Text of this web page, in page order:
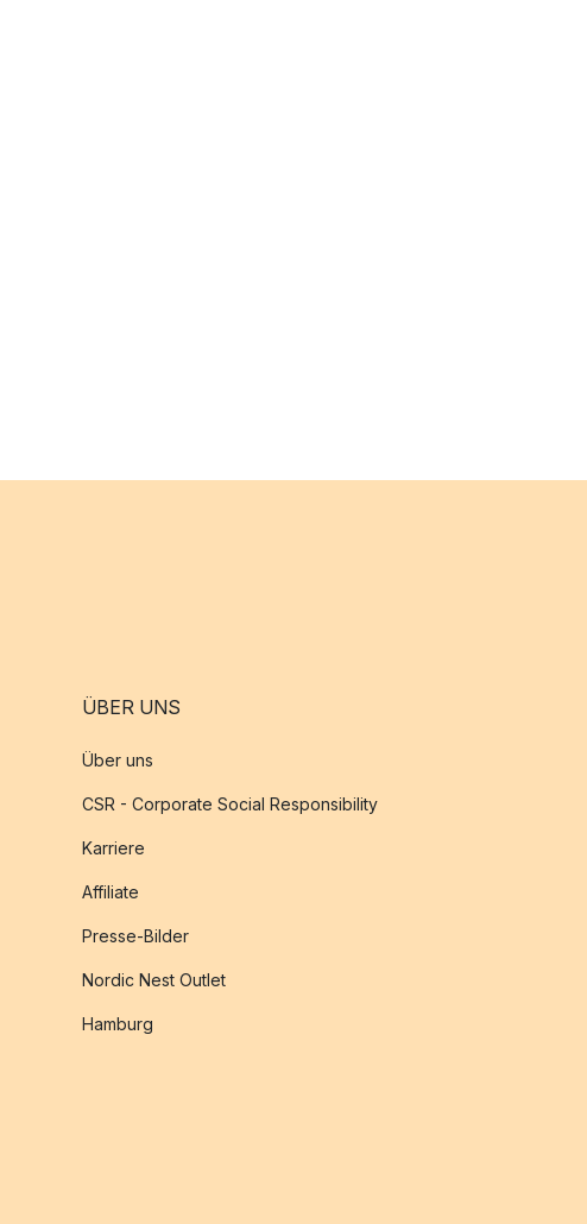
ÜBER UNS
Über uns
CSR - Corporate Social Responsibility
Karriere
Affiliate
Presse-Bilder
Nordic Nest Outlet
Hamburg